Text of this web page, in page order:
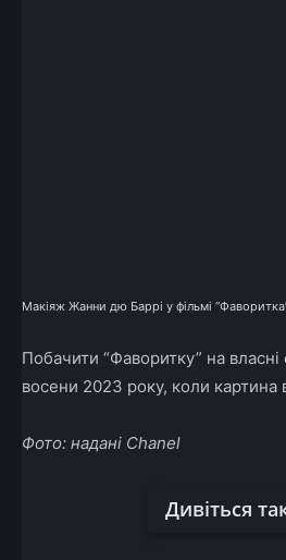
Макіяж Жанни дю Баррі у фільмі
Побачити “Фаворитку” на
восени 2023 року, коли картина
Фото: надані Chanel
Дивіться